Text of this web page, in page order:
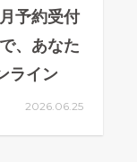
予約受付
、あなた
ライン
2026.06.25